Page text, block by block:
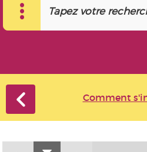
Comment